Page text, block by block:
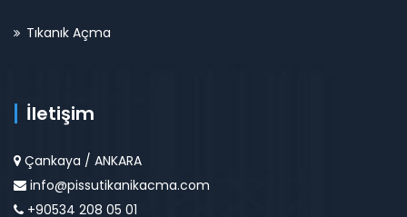
Tıkanık Açma
İletişim
Çankaya / ANKARA
info@pissutikanikacma.com
+90534 208 05 01